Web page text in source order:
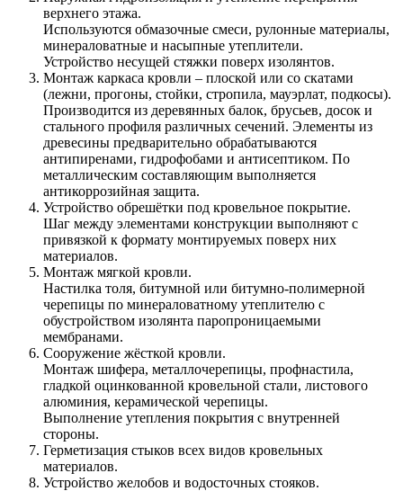
верхнего этажа.
Используются обмазочные смеси, рулонные материалы,
минераловатные и насыпные утеплители.
Устройство несущей стяжки поверх изолянтов.
Монтаж каркаса кровли – плоской или со скатами
(лежни, прогоны, стойки, стропила, мауэрлат, подкосы).
Производится из деревянных балок, брусьев, досок и
стального профиля различных сечений. Элементы из
древесины предварительно обрабатываются
антипиренами, гидрофобами и антисептиком. По
металлическим составляющим выполняется
антикоррозийная защита.
Устройство обрешётки под кровельное покрытие.
Шаг между элементами конструкции выполняют с
привязкой к формату монтируемых поверх них
материалов.
Монтаж мягкой кровли.
Настилка толя, битумной или битумно-полимерной
черепицы по минераловатному утеплителю с
обустройством изолянта паропроницаемыми
мембранами.
Сооружение жёсткой кровли.
Монтаж шифера, металлочерепицы, профнастила,
гладкой оцинкованной кровельной стали, листового
алюминия, керамической черепицы.
Выполнение утепления покрытия с внутренней
стороны.
Герметизация стыков всех видов кровельных
материалов.
Устройство желобов и водосточных стояков.